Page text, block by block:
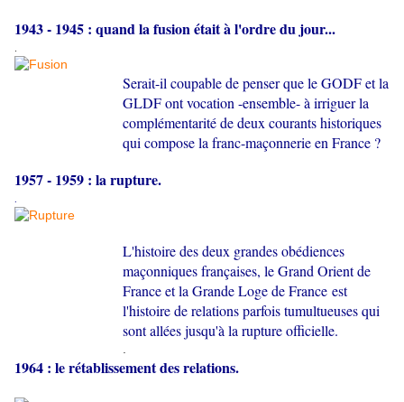
1943 - 1945 : quand la fusion était à l'ordre du jour...
Serait-il coupable de penser que le GODF et la
GLDF ont vocation -ensemble- à irriguer la
complémentarité de deux courants historiques
qui compose la franc-maçonnerie en France ?
1957 - 1959 : la rupture.
.
L'histoire des deux grandes obédiences
maçonniques françaises, le Grand Orient de
France et la Grande Loge de France est
l'histoirede relations parfois tumultueuses qui
sont allées jusqu'à la rupture officielle.
1964 : le rétablissement des relations.